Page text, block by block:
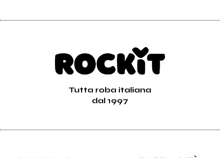
Tutta roba italiana
dal 1997